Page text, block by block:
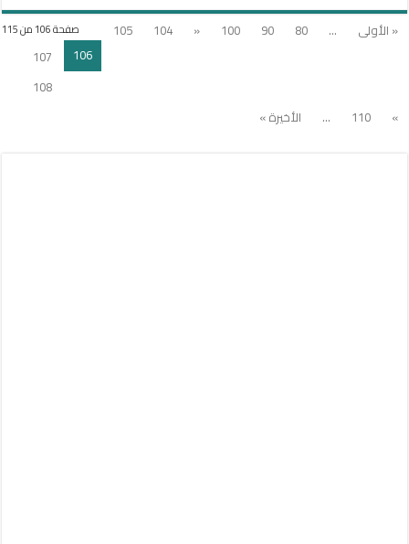
صفحة 106 من 115 « الأولى ...
80
90
100
«
104
105
106
107
108
»
110
... الأخيرة »